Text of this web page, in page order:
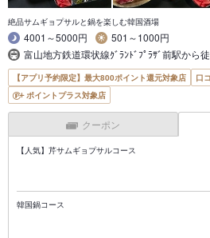
絶品サムギョプサルと鍋を楽しむ韓国酒場
4001～5000円
501～1000円
富山地方鉄道環状線ｸﾞﾗﾝﾄﾞﾌﾟﾗｻﾞ前駅から
【アプリ予約限定】最大800ポイント還元対象店
口
ポイントプラス対象店
クーポン
【人気】芹サムギョプサルコース
韓国鍋コース